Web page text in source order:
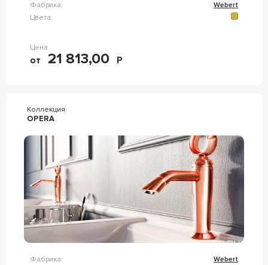
Фабрика:
Webert
Цвета:
Цена
от 21 813,00 Р
Коллекция
OPERA
Фабрика:
Webert